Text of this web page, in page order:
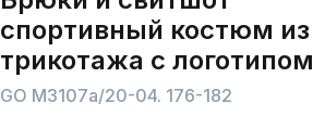
спортивный костюм из
трикотажа с логотипом
GO M3107а/20-04. 176-182